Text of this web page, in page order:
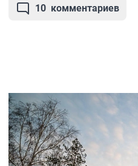
10 комментариев